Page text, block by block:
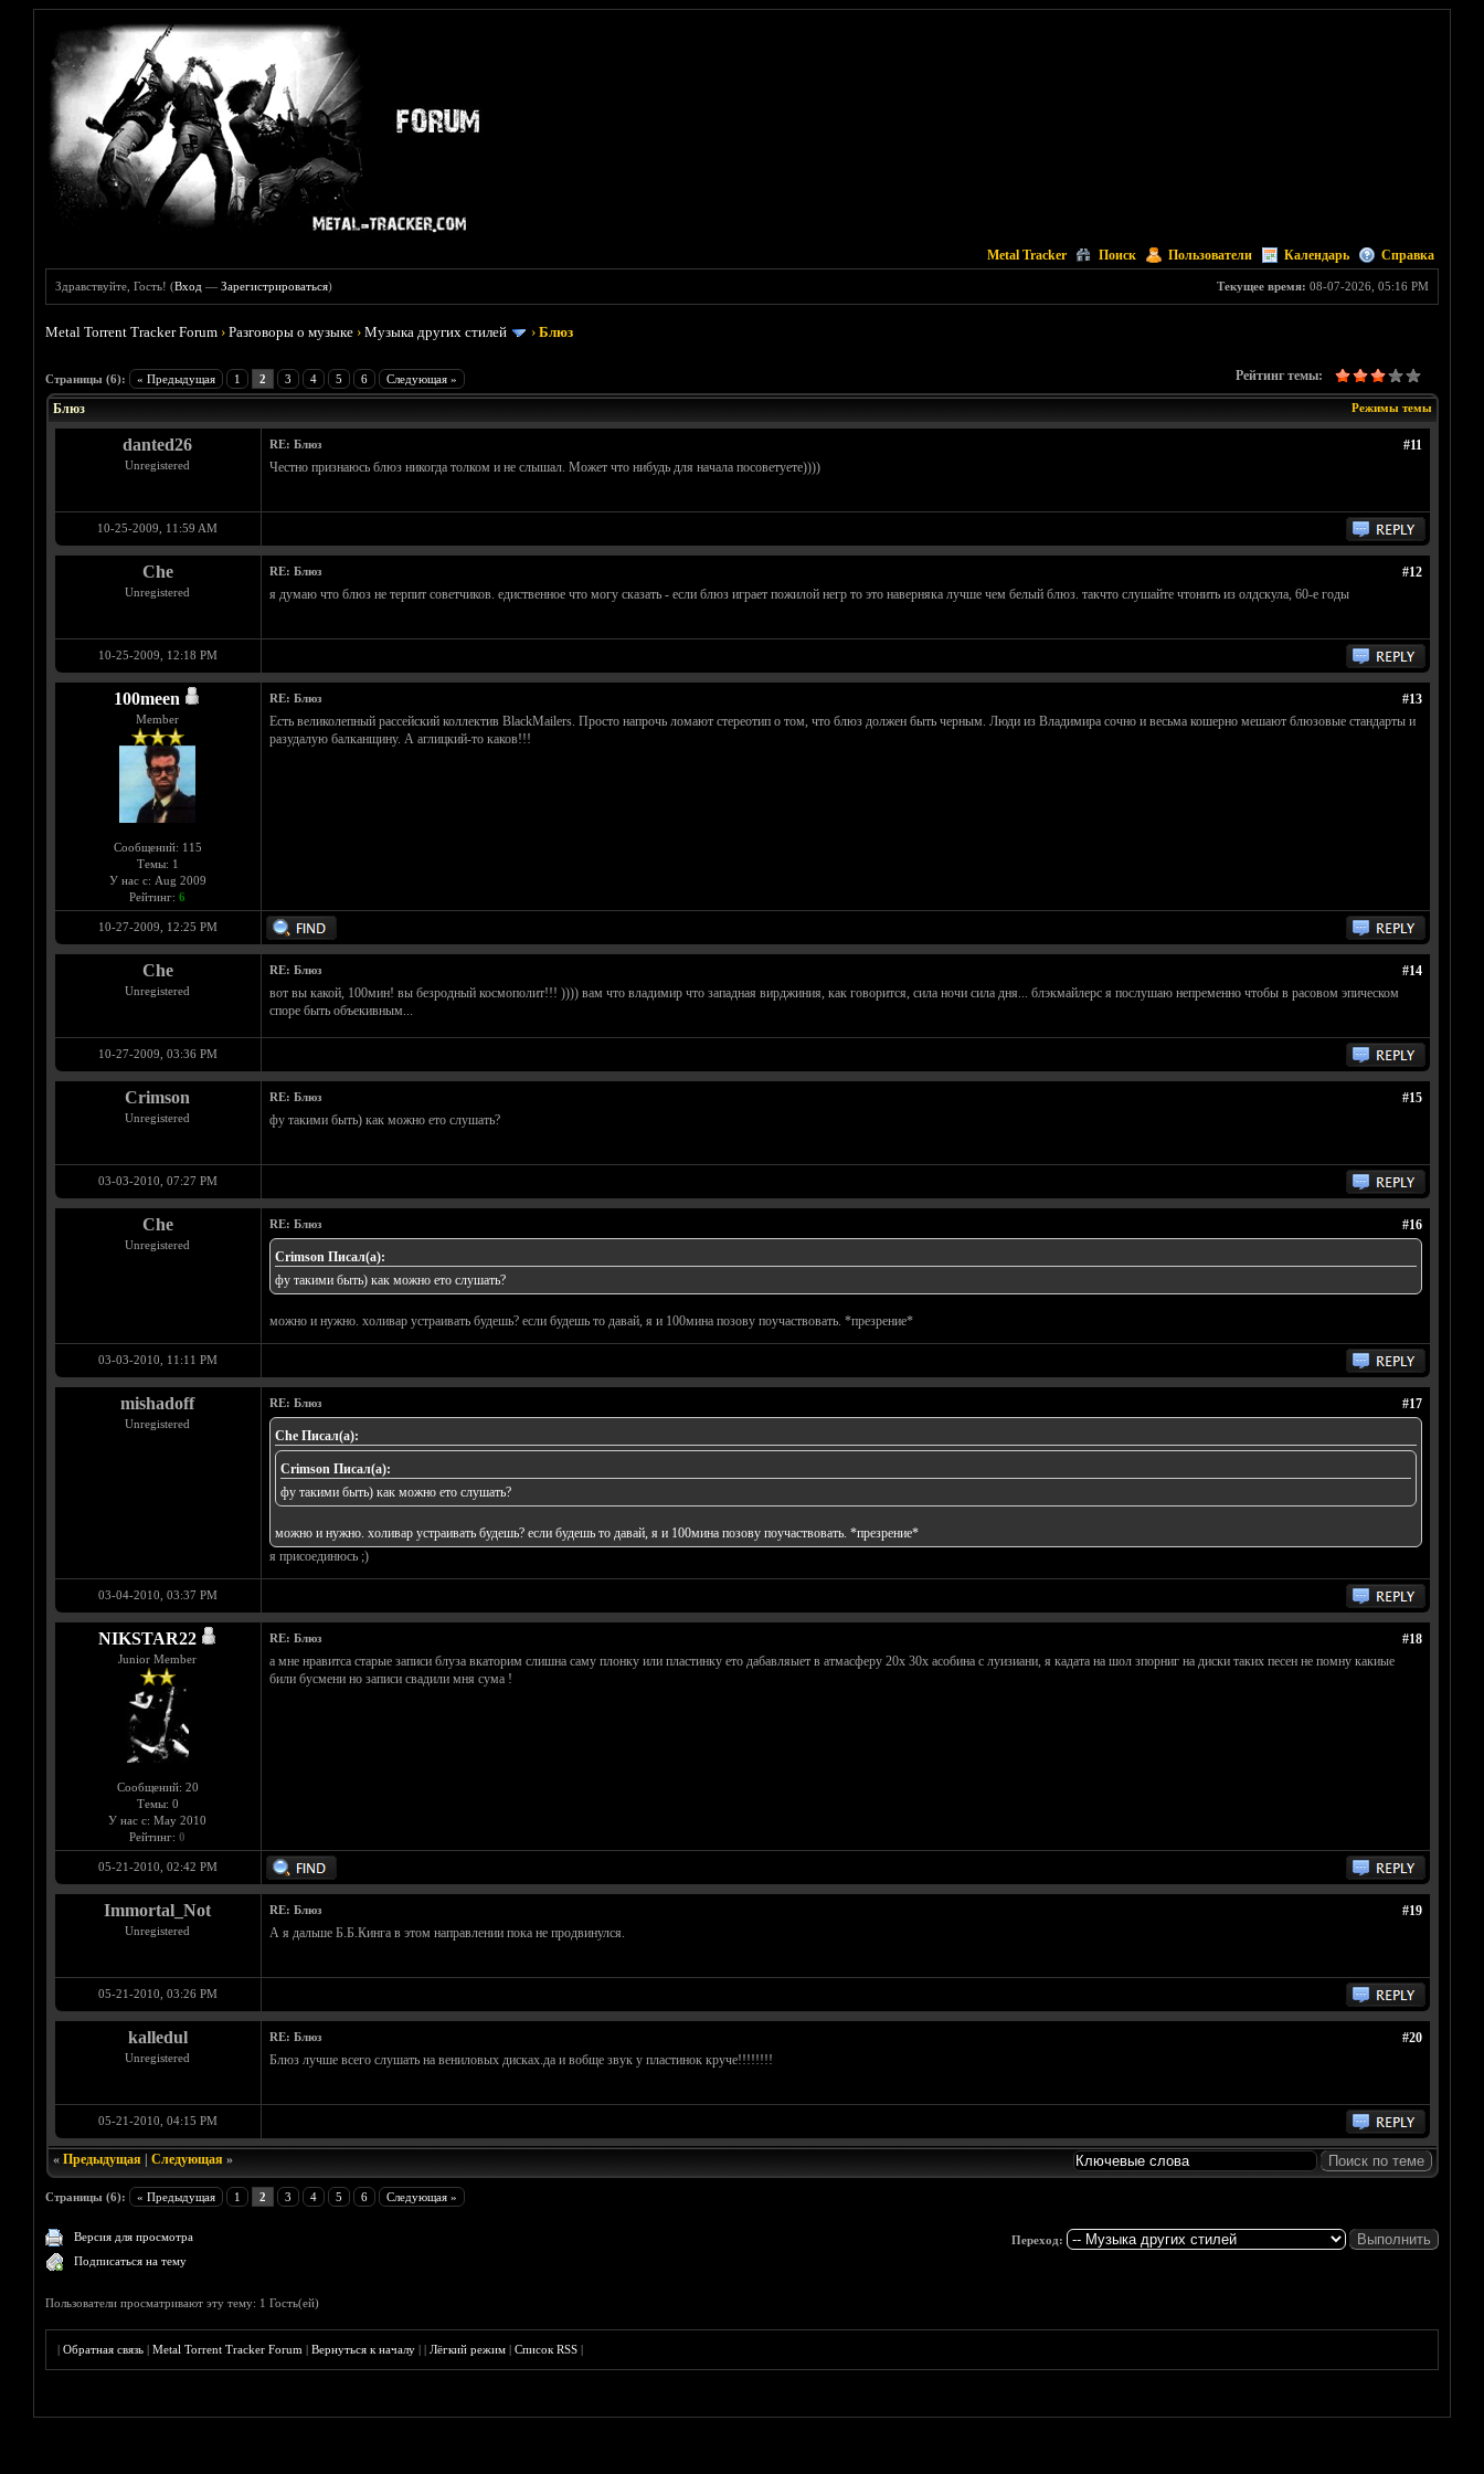
Metal Tracker Поиск Пользователи Календарь Справка
Текущее время: 08-07-2026, 05:16 PM
Здравствуйте, Гость! (Вход —Зарегистрироваться)
Metal Torrent Tracker Forum ›Разговоры о музыке ›Музыка других стилей ›Блюз
Страницы (6): « Предыдущая 1 2 3 4 5 6 Следующая » Рейтинг темы:
Голосов: 3 - Средняя оценка: 3
1
2
3
4
5
Режимы темы
Блюз
danted26
Unregistered
#11
RE: Блюз
Честно признаюсь блюз никогда толком и не слышал. Может что нибудь для начала посоветуете))))
10-25-2009, 11:59 AM
Che
Unregistered
#12
RE: Блюз
я думаю что блюз не терпит советчиков. едиственное что могу сказать - если блюз играет пожилой негр то это наверняка лучше чем белый блюз. такчто слушайте чтонить из олдскула, 60-e годы
10-25-2009, 12:18 PM
100meen
Member
Сообщений: 115
Темы: 1
У нас с: Aug 2009
Рейтинг: 6
#13
RE: Блюз
Есть великолепный рассейский коллектив BlackMailers. Просто напрочь ломают стереотип о том, что блюз должен быть черным. Люди из Владимира сочно и весьма кошерно мешают блюзовые стандарты и
разудалую балканщину. А аглицкий-то каков!!!
10-27-2009, 12:25 PM
Che
Unregistered
#14
RE: Блюз
вот вы какой, 100мин! вы безродный космополит!!! )))) вам что владимир что западная вирджиния, как говорится, сила ночи сила дня... блэкмайлерс я послушаю непременно чтобы в расовом эпическом
споре быть объекивным...
10-27-2009, 03:36 PM
Crimson
Unregistered
#15
RE: Блюз
фу такими быть) как можно ето слушать?
03-03-2010, 07:27 PM
Che
Unregistered
#16
RE: Блюз
Crimson Писал(а):
фу такими быть) как можно ето слушать?
можно и нужно. холивар устраивать будешь? если будешь то давай, я и 100мина позову поучаствовать. *презрение*
03-03-2010, 11:11 PM
mishadoff
Unregistered
#17
RE: Блюз
Che Писал(а):
Crimson Писал(а):
фу такими быть) как можно ето слушать?
можно и нужно. холивар устраивать будешь? если будешь то давай, я и 100мина позову поучаствовать. *презрение*
я присоединюсь ;)
03-04-2010, 03:37 PM
NIKSTAR22
Junior Member
Сообщений: 20
Темы: 0
У нас с: May 2010
Рейтинг: 0
#18
RE: Блюз
а мне нравитса старые записи блуза вкаторим слишна саму плонку или пластинку ето дабавляыет в атмасферу 20х 30х асобина с луизиани, я кадата на шол зпорниг на диски таких песен не помну какиые
били бусмени но записи свадили мня сума !
05-21-2010, 02:42 PM
Immortal_Not
Unregistered
#19
RE: Блюз
А я дальше Б.Б.Кинга в этом направлении пока не продвинулся.
05-21-2010, 03:26 PM
kalledul
Unregistered
#20
RE: Блюз
Блюз лучше всего слушать на вениловых дисках.да и вобще звук у пластинок круче!!!!!!!!
05-21-2010, 04:15 PM
« Предыдущая| Следующая»
Страницы (6): « Предыдущая 1 2 3 4 5 6 Следующая »
Версия для просмотра
Подписаться на тему
Переход:
Пользователи просматривают эту тему: 1 Гость(ей)
|Обратная связь |Metal Torrent Tracker Forum |Вернуться к началу ||Лёгкий режим |Список RSS |